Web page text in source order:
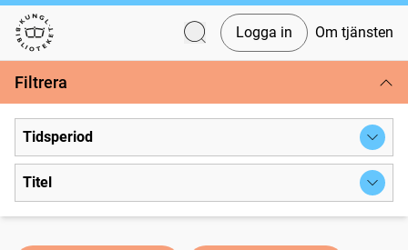
Svenska tidningar
Logga in Om tjänsten
Filtrera
Tidsperiod
Titel